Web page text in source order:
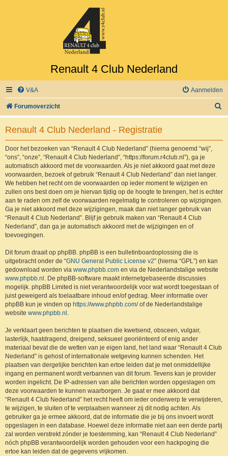
Renault 4 Club Nederland
V&A Aanmelden
Forumoverzicht
o
Renault 4 Club Nederland - Registratie
Door het bezoeken van “Renault 4 Club Nederland” (hierna genoemd “wij”,
“ons”, “onze”, “Renault 4 Club Nederland”, “https://forum.r4club.nl”), ga je
automatisch akkoord met de voorwaarden. Als je niet akkoord gaat met deze
voorwaarden, bezoek of gebruik “Renault 4 Club Nederland” dan niet langer.
We hebben het recht om de voorwaarden op ieder moment te wijzigen en
zullen ons best doen om je hiervan tijdig op de hoogte te brengen, het is echter
aan te raden om zelf de voorwaarden regelmatig te controleren op wijzigingen.
Ga je niet akkoord met deze wijzigingen, maak dan niet langer gebruik van
“Renault 4 Club Nederland”. Blijf je gebruik maken van “Renault 4 Club
Nederland”, dan ga je automatisch akkoord met de wijzigingen en of
toevoegingen.
Dit forum draait op phpBB. phpBB is een bulletinboardoplossing die is
uitgebracht onder de “GNU General Public License v2” (hierna “GPL”) en kan
gedownload worden via www.phpbb.com en via de Nederlandstalige website
www.phpbb.nl . De phpBB-software maakt internetgebaseerde discussies
mogelijk. phpBB Limited is niet verantwoordelijk voor wat wordt toegestaan of
juist geweigerd als toelaatbare inhoud en/of gedrag. Meer informatie over
phpBB kun je vinden op https://www.phpbb.com/of de Nederlandstalige
website www.phpbb.nl .
Je verklaart geen berichten te plaatsen die kwetsend, obsceen, vulgair,
lasterlijk, haatdragend, dreigend, seksueel georiënteerd of enig ander
materiaal bevat die de wetten van je eigen land, het land waar “Renault 4 Club
Nederland” is gehost of internationale wetgeving kunnen schenden. Het
plaatsen van dergelijke berichten kan ertoe leiden dat je met onmiddellijke
ingang en permanent wordt verbannen van dit forum. Tevens kan je provider
worden ingelicht. De IP-adressen van alle berichten worden opgeslagen om
deze voorwaarden te kunnen waarborgen. Je gaat er mee akkoord dat
“Renault 4 Club Nederland” het recht heeft om ieder onderwerp te verwijderen,
te wijzigen, te sluiten of te verplaatsen wanneer zij dit nodig achten. Als
gebruiker ga je ermee akkoord, dat de informatie die je bij ons invoert wordt
opgeslagen in een database. Hoewel deze informatie niet aan een derde partij
zal worden verstrekt zónder je toestemming, kan “Renault 4 Club Nederland”
nóch phpBB verantwoordelijk worden gehouden voor een hackpoging die
ertoe kan leiden dat de gegevens vrijkomen.